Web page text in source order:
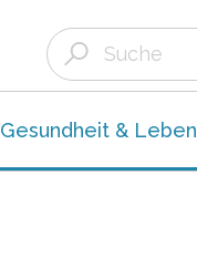
Gesundheit & Leben